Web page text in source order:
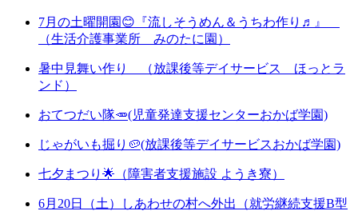
7月の土曜開園😊『流しそうめん＆うちわ作り♬』
（生活介護事業所 みのたに園）
暑中見舞い作り （放課後等デイサービス ほっとラ
ンド）
おてつだい隊🥕(児童発達支援センターおかば学園)
じゃがいも掘り🥔(放課後等デイサービスおかば学園)
七夕まつり🌟（障害者支援施設 ようき寮）
6月20日（土）しあわせの村へ外出（就労継続支援B型